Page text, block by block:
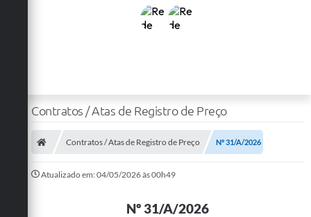
Contratos / Atas de Registro de Preço
Contratos / Atas de Registro de Preço Nº 31/A/2026
Atualizado em: 04/05/2026 às 00h49
Nº 31/A/2026